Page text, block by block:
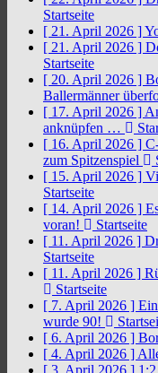
Startseite
[ 21. April 2026 ]
[ 21. April 2026 ]
Startseite
[ 20. April 2026 ]
Ballermänner
[ 17. April 2026 ]
anknüpfen …
[ 16. April 2026 ]
zum Spitzenspiel
[ 15. April 2026 ]
Startseite
[ 14. April 2026 ]
voran!
Startseite
[ 11. April 2026 ]
Startseite
[ 11. April 2026 ]
Startseite
[ 7. April 2026 ]
wurde 90!
[ 6. April 2026 ]
[ 4. April 2026 ]
[ 3. April 2026 ]